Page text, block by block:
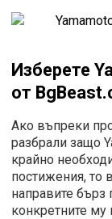
Изберете
от
Ако въпреки
разбрали защо
крайно
постижения, то
направите бърз
конкретните му